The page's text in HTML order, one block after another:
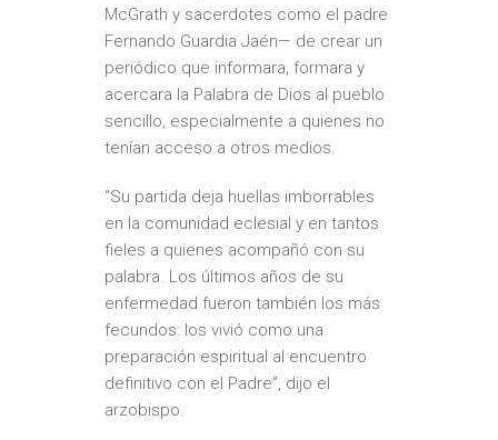
McGrath y sacerdotes como el padre
Fernando Guardia Jaén— de crear un
periódico que informara, formara y
acercara la Palabra de Dios al pueblo
sencillo, especialmente a quienes no
tenían acceso a otros medios.
“Su partida deja huellas imborrables
en la comunidad eclesial y en tantos
fieles a quienes acompañó con su
palabra. Los últimos años de su
enfermedad fueron también los más
fecundos: los vivió como una
preparación espiritual al encuentro
definitivo con el Padre”, dijo el
arzobispo.